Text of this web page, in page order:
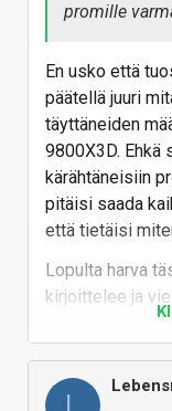
promille
En usko että
päätellä juuri
täyttäneiden
9800X3D. Ehkä
kärähtäneisiin
pitäisi saada
että tietäisi
Lopulta harva
kirjoittelee ja
formia jossa
formilla ei
prosessori
täyttää mitä